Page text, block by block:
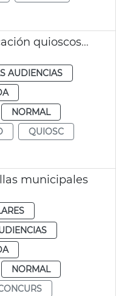
Sale a concurso adjudicación quioscos vacíos València
AUDIENCIAS
NORMAL
QUIOSC
municipales
NORMAL